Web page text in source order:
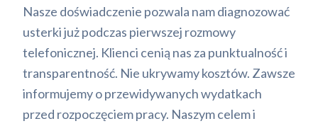
Nasze doświadczenie pozwala nam diagnozować
usterki już podczas pierwszej rozmowy
telefonicznej. Klienci cenią nas za punktualność i
transparentność. Nie ukrywamy kosztów. Zawsze
informujemy o przewidywanych wydatkach
przed rozpoczęciem pracy. Naszym celem i